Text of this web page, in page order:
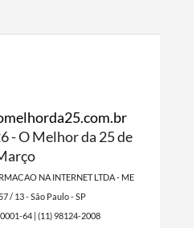
- O Melhor da 25 de
NA INTERNET LTDA - ME
/ 13 - São Paulo - SP
64 | (11) 98124-2008